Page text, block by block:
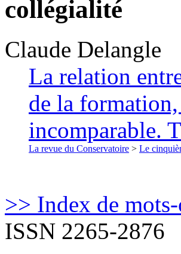
collégialité
Claude Delangle
La relation
de la
incomparable.
La revue du Conservatoire > Le
>> Index de
ISSN 2265-2876